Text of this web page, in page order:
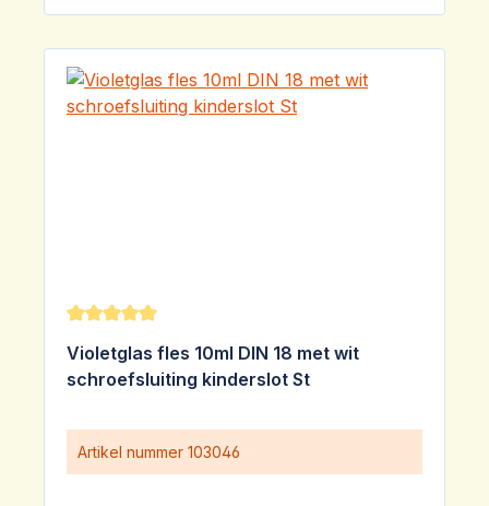
Gemiddelde waardering van 5 van 5 sterren
Violetglas fles 10ml DIN 18 met wit
schroefsluiting kinderslot St
Artikel nummer 103046